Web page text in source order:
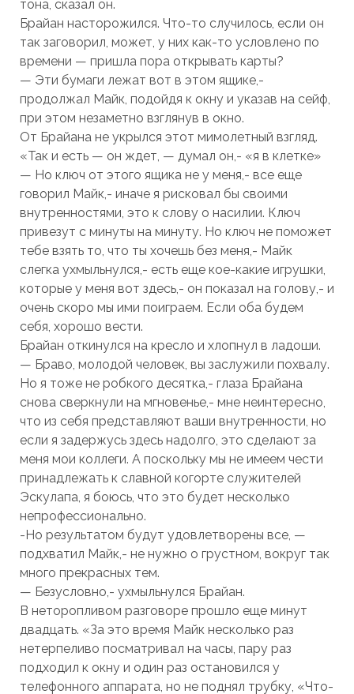
тона, сказал он.
Брайан насторожился. Что-то случилось, если он
так заговорил, может, у них как-то условлено по
времени — пришла пора открывать карты?
— Эти бумаги лежат вот в этом ящике,-
продолжал Майк, подойдя к окну и указав на сейф,
при этом незаметно взглянув в окно.
От Брайана не укрылся этот мимолетный взгляд.
«Так и есть — он ждет, — думал он,- «я в клетке»
— Но ключ от этого ящика не у меня,- все еще
говорил Майк,- иначе я рисковал бы своими
внутренностями, это к слову о насилии. Ключ
привезут с минуты на минуту. Но ключ не поможет
тебе взять то, что ты хочешь без меня,- Майк
слегка ухмыльнулся,- есть еще кое-какие игрушки,
которые у меня вот здесь,- он показал на голову,- и
очень скоро мы ими поиграем. Если оба будем
себя, хорошо вести.
Брайан откинулся на кресло и хлопнул в ладоши.
— Браво, молодой человек, вы заслужили похвалу.
Но я тоже не робкого десятка,- глаза Брайана
снова сверкнули на мгновенье,- мне неинтересно,
что из себя представляют ваши внутренности, но
если я задержусь здесь надолго, это сделают за
меня мои коллеги. А поскольку мы не имеем чести
принадлежать к славной когорте служителей
Эскулапа, я боюсь, что это будет несколько
непрофессионально.
-Но результатом будут удовлетворены все, —
подхватил Майк,- не нужно о грустном, вокруг так
много прекрасных тем.
— Безусловно,- ухмыльнулся Брайан.
В неторопливом разговоре прошло еще минут
двадцать. «За это время Майк несколько раз
нетерпеливо посматривал на часы, пару раз
подходил к окну и один раз остановился у
телефонного аппарата, но не поднял трубку, «Что-